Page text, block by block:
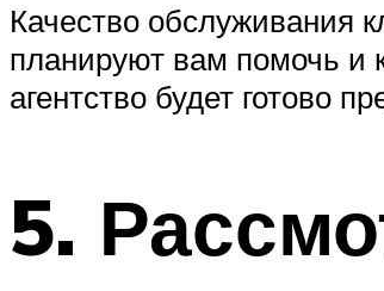
Качество обслуживания
планируют вам помочь и
агентство будет готово
5.